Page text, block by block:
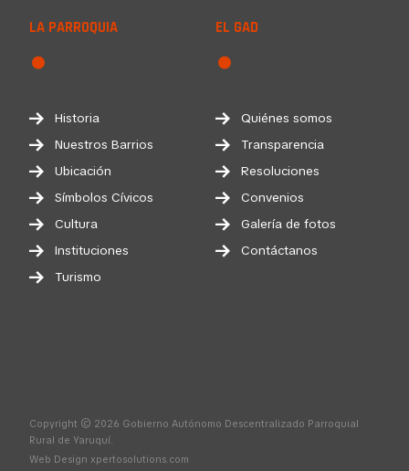
LA PARROQUIA
Historia
Nuestros Barrios
Ubicación
Símbolos Cívicos
Cultura
Instituciones
Turismo
EL GAD
Quiénes somos
Transparencia
Resoluciones
Convenios
Galería de fotos
Contáctanos
Copyright © 2026 Gobierno Autónomo Descentralizado Parroquial
Rural de Yaruquí.
Web Design xpertosolutions.com